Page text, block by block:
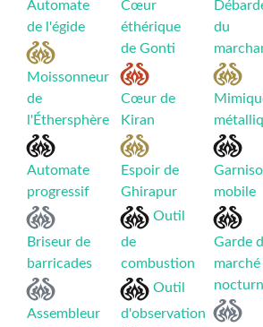
Automate
de l'égide
Moissonneur
de
l'Éthersphère
Automate
progressif
Briseur de
barricades
Assembleur
Cœur
éthérique
de Gonti
Cœur de
Kiran
Espoir de
Ghirapur
Outil
de
combustion
Outil
d'observation
du
mobile
Garde
marché